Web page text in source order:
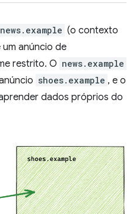
news.example (o contexto
anúncio de
restrito. O news.example
shoes.example , e o
dados próprios do